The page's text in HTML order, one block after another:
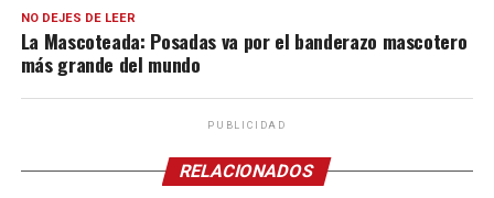
NO DEJES DE LEER
La Mascoteada: Posadas va por el banderazo mascotero
más grande del mundo
PUBLICIDAD
RELACIONADOS